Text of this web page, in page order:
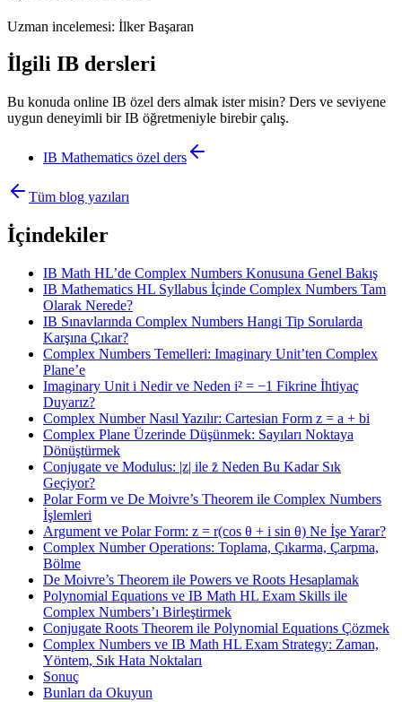
Uzman incelemesi: İlker Başaran
İlgili IB dersleri
Bu konuda online IB özel ders almak ister misin? Ders ve seviyene
uygun deneyimli bir IB öğretmeniyle birebir çalış.
IB Mathematics özel ders
Tüm blog yazıları
İçindekiler
IB Math HL’de Complex Numbers Konusuna Genel Bakış
IB Mathematics HL Syllabus İçinde Complex Numbers Tam
Olarak Nerede?
IB Sınavlarında Complex Numbers Hangi Tip Sorularda
Karşına Çıkar?
Complex Numbers Temelleri: Imaginary Unit’ten Complex
Plane’e
Imaginary Unit i Nedir ve Neden i² = −1 Fikrine İhtiyaç
Duyarız?
Complex Number Nasıl Yazılır: Cartesian Form z = a + bi
Complex Plane Üzerinde Düşünmek: Sayıları Noktaya
Dönüştürmek
Conjugate ve Modulus: |z| ile z̄ Neden Bu Kadar Sık
Geçiyor?
Polar Form ve De Moivre’s Theorem ile Complex Numbers
İşlemleri
Argument ve Polar Form: z = r(cos θ + i sin θ) Ne İşe Yarar?
Complex Number Operations: Toplama, Çıkarma, Çarpma,
Bölme
De Moivre’s Theorem ile Powers ve Roots Hesaplamak
Polynomial Equations ve IB Math HL Exam Skills ile
Complex Numbers’ı Birleştirmek
Conjugate Roots Theorem ile Polynomial Equations Çözmek
Complex Numbers ve IB Math HL Exam Strategy: Zaman,
Yöntem, Sık Hata Noktaları
Sonuç
Bunları da Okuyun